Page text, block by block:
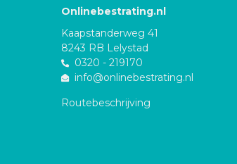
Onlinebestrating.nl
Kaapstanderweg 41
8243 RB Lelystad
0320 - 219170
info@onlinebestrating.nl
Routebeschrijving